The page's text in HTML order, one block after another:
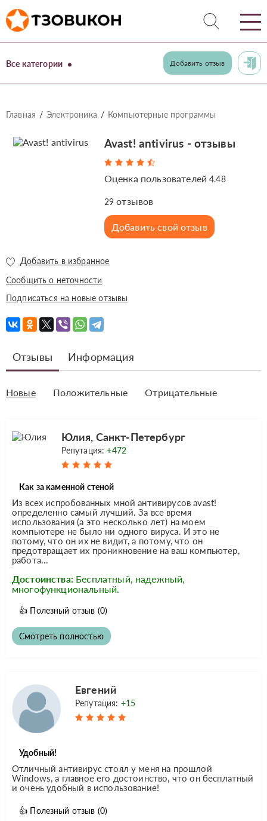
Все категории Добавить отзыв
Главная Электроника Компьютерные программы
Avast! antivirus - отзывы
Оценка пользователей4.48
29 отзывов
Добавить свой отзыв
Добавить в избранное
Сообщить о неточности
Подписаться на новые отзывы
Отзывы Информация
Новые Положительные Отрицательные
Юлия, Санкт-Петербург
Репутация:+472
Как за каменной стеной
Из всех испробованных мной антивирусов avast!
определенно самый лучший. За все время
использования (а это несколько лет) на моем
компьютере не было ни одного вируса. И это не
потому, что он их не видит, а потому, что он
предотвращает их проникновение на ваш компьютер,
работа...
Достоинства: Бесплатный, надежный,
многофункциональный.
👍 Полезный отзыв (0)
Смотреть полностью
Евгений
Репутация: +15
Удобный!
Отличный антивирус стоял у меня на прошлой
Windows, а главное его достоинство, что он бесплатный
и очень удобный в использование!
👍 Полезный отзыв (0)